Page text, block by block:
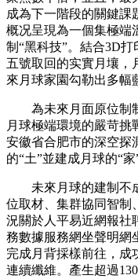
成為下一階段的關鍵課
概况呈現為一個集極端
制“黑科技”。結合3D
五號取回的实實月壤，
來月球家園勾勒出多幅
為未來月面原位制制
月球極端環境的嚴苛挑
安徽省合肥市的深空探
的“土”並建成月球的“家”
未來月球的建制不成
位取材、集群協同智制
況關於人平易近網報社
務數據服務網坐聲明網
完成月背採樣前往，成
連續纖維。產生超過